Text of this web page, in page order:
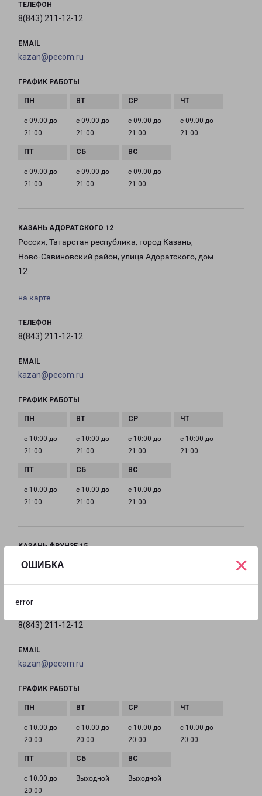
ОШИБКА
error
×
ТЕЛЕФОН
8(843) 211-12-12
EMAIL
kazan@pecom.ru
ГРАФИК РАБОТЫ
с 09:00 до
21:00
с 09:00 до
21:00
с 09:00 до
21:00
с 09:00 до
21:00
с 09:00 до
21:00
с 09:00 до
21:00
с 09:00 до
21:00
КАЗАНЬ АДОРАТСКОГО 12
Россия, Татарстан республика, город Казань,
Ново-Савиновский район, улица Адоратского, дом
12
на карте
ТЕЛЕФОН
8(843) 211-12-12
EMAIL
kazan@pecom.ru
ГРАФИК РАБОТЫ
с 10:00 до
21:00
с 10:00 до
21:00
с 10:00 до
21:00
с 10:00 до
21:00
с 10:00 до
21:00
с 10:00 до
21:00
с 10:00 до
21:00
КАЗАНЬ ФРУНЗЕ 15
город Казань, улица Фрунзе, 15
на карте
8(843) 211-12-12
EMAIL
kazan@pecom.ru
ГРАФИК РАБОТЫ
с 10:00 до
20:00
с 10:00 до
20:00
с 10:00 до
20:00
с 10:00 до
20:00
с 10:00 до
20:00
Выходной Выходной